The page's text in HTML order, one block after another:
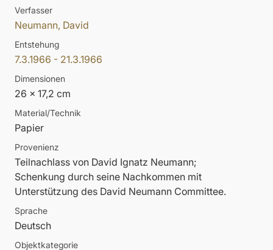
Verfasser
Neumann, David
Entstehung
7.3.1966 - 21.3.1966
Dimensionen
26 x 17,2 cm
Material/Technik
Papier
Provenienz
Teilnachlass von David Ignatz Neumann;
Schenkung durch seine Nachkommen mit
Unterstützung des David Neumann Committee.
Sprache
Deutsch
Objektkategorie